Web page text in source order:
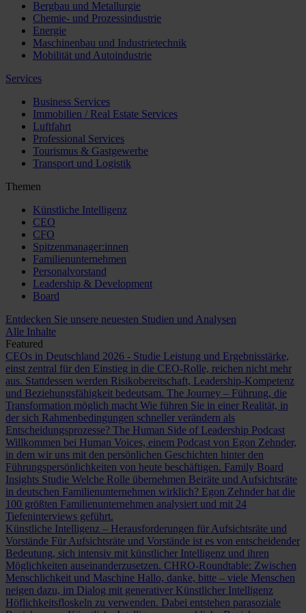
Bergbau und Metallurgie
Chemie- und Prozessindustrie
Energie
Maschinenbau und Industrietechnik
Mobilität und Autoindustrie
Services
Business Services
Immobilien / Real Estate Services
Luftfahrt
Professional Services
Tourismus & Gastgewerbe
Transport und Logistik
Themen
Künstliche Intelligenz
CEO
CFO
Spitzenmanager:innen
Familienunternehmen
Personalvorstand
Leadership & Development
Board
Entdecken Sie unsere neuesten Studien und Analysen
Alle Inhalte
Featured
CEOs in Deutschland 2026 - Studie Leistung und Ergebnisstärke,
einst zentral für den Einstieg in die CEO-Rolle, reichen nicht mehr
aus. Stattdessen werden Risikobereitschaft, Leadership-Kompetenz
und Beziehungsfähigkeit bedeutsam. The Journey – Führung, die
Transformation möglich macht Wie führen Sie in einer Realität, in
der sich Rahmenbedingungen schneller verändern als
Entscheidungsprozesse? The Human Side of Leadership Podcast
Willkommen bei Human Voices, einem Podcast von Egon Zehnder,
in dem wir uns mit den persönlichen Geschichten hinter den
Führungspersönlichkeiten von heute beschäftigen. Family Board
Insights Studie Welche Rolle übernehmen Beiräte und Aufsichtsräte
in deutschen Familienunternehmen wirklich? Egon Zehnder hat die
100 größten Familienunternehmen analysiert und mit 24
Tiefeninterviews geführt.
Künstliche Intelligenz – Herausforderungen für Aufsichtsräte und
Vorstände Für Aufsichtsräte und Vorstände ist es von entscheidender
Bedeutung, sich intensiv mit künstlicher Intelligenz und ihren
Möglichkeiten auseinanderzusetzen. CHRO-Roundtable: Zwischen
Menschlichkeit und Maschine Hallo, danke, bitte – viele Menschen
neigen dazu, im Dialog mit generativer Künstlicher Intelligenz
Höflichkeitsfloskeln zu verwenden. Dabei entstehen parasoziale